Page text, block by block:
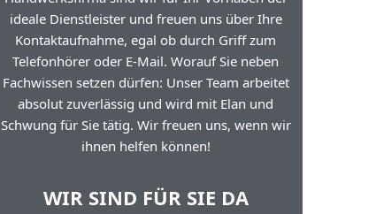
ideale Dienstleister und freuen uns über Ihre
Kontaktaufnahme, egal ob durch Griff zum
Telefonhörer oder E-Mail. Worauf Sie neben
Fachwissen setzen dürfen: Unser Team arbeitet
absolut zuverlässig und wird mit Elan und
Schwung für Sie tätig. Wir freuen uns, wenn wir
ihnen helfen können!
WIR SIND FÜR SIE DA